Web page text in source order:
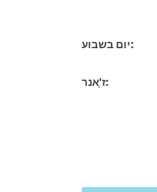
יום בשבוע:
ז'ָאנר: